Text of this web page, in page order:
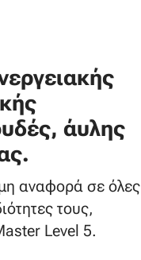
άυλης
αναφορά σε όλες
τους,
Level 5.